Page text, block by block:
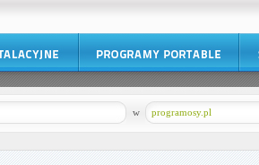
programosy.pl
w